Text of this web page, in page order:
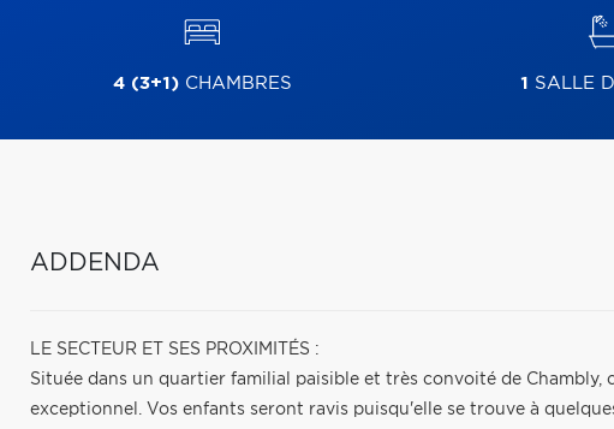
4 (3+1)CHAMBRES 1 SALLE
ADDENDA
LE SECTEUR ET SES PROXIMITÉS :
Située dans un quartier familial paisible et très convoité de
exceptionnel. Vos enfants seront ravis puisqu'elle se trouve à